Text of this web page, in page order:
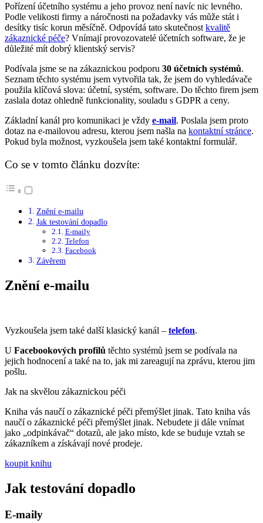
Pořízení účetního systému a jeho provoz není navíc nic levného.
Podle velikosti firmy a náročnosti na požadavky vás může stát i
desítky tisíc korun měsíčně. Odpovídá tato skutečnost kvalitě
zákaznické péče? Vnímají provozovatelé účetních software, že je
důležité mít dobrý klientský servis?
Podívala jsme se na zákaznickou podporu 30 účetních systémů.
Seznam těchto systému jsem vytvořila tak, že jsem do vyhledávače
použila klíčová slova: účetní, systém, software. Do těchto firem jsem
zaslala dotaz ohledně funkcionality, souladu s GDPR a ceny.
Základní kanál pro komunikaci je vždy e-mail. Poslala jsem proto
dotaz na e-mailovou adresu, kterou jsem našla na kontaktní stránce.
Pokud byla možnost, vyzkoušela jsem také kontaktní formulář.
Co se v tomto článku dozvíte:
Znění e-mailu
Jak testování dopadlo
E-maily
Telefon
Facebook
Závěrem
Znění e-mailu
Vyzkoušela jsem také další klasický kanál – telefon.
U Facebookových profilů těchto systémů jsem se podívala na
jejich hodnocení a také na to, jak mi zareagují na zprávu, kterou jim
pošlu.
Jak na skvělou zákaznickou péči
Kniha vás naučí o zákaznické péči přemýšlet jinak. Tato kniha vás
naučí o zákaznické péči přemýšlet jinak. Nebudete ji dále vnímat
jako „odpinkávač“ dotazů, ale jako místo, kde se buduje vztah se
zákazníkem a získávají nové prodeje.
koupit knihu
Jak testování dopadlo
E-maily